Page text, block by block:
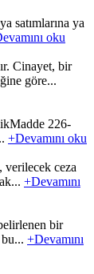
satımlarına ya
oku
Cinayet, bir
göre...
226-
+Devamını oku
verilecek ceza
+Devamını
bir
+Devamını